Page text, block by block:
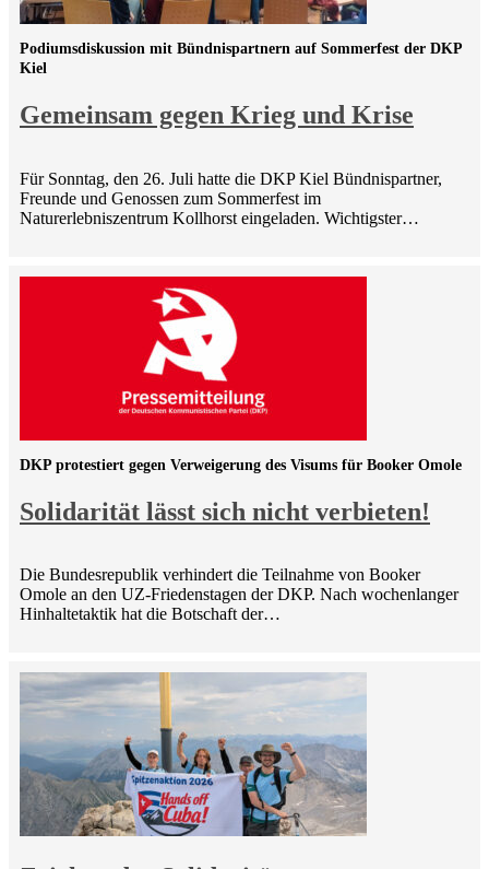
Gemeinsam gegen Krieg und Krise
Podiumsdiskussion mit Bündnispartnern auf Sommerfest der DKP
Kiel
Für Sonntag, den 26. Juli hatte die DKP Kiel Bündnispartner,
Freunde und Genossen zum Sommerfest im
Naturerlebniszentrum Kollhorst eingeladen. Wichtigster…
Solidarität lässt sich nicht verbieten!
DKP protestiert gegen Verweigerung des Visums für Booker Omole
Die Bundesrepublik verhindert die Teilnahme von Booker
Omole an den UZ-Friedenstagen der DKP. Nach wochenlanger
Hinhaltetaktik hat die Botschaft der…